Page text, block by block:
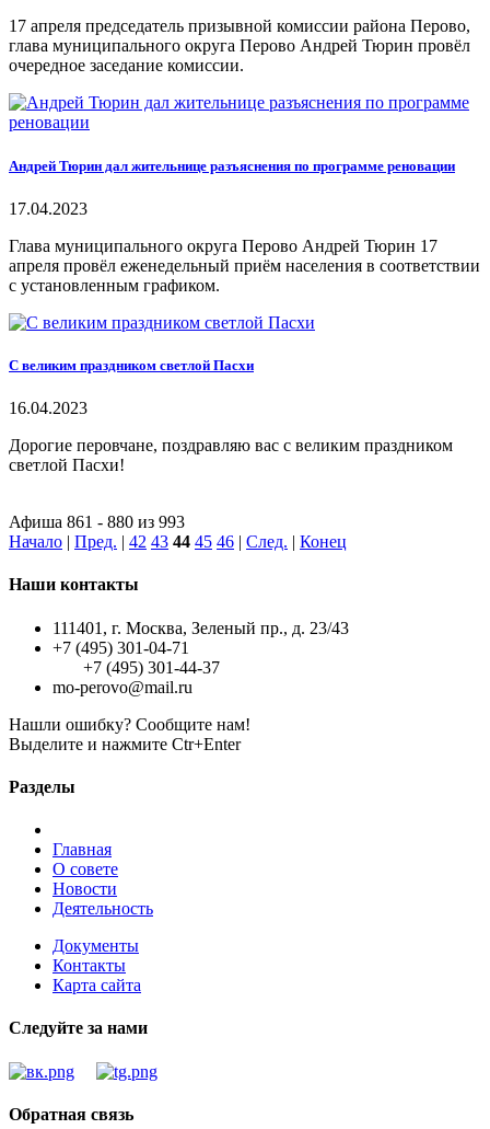
17 апреля председатель призывной комиссии района Перово,
глава муниципального округа Перово Андрей Тюрин провёл
очередное заседание комиссии.
Андрей Тюрин дал жительнице разъяснения по программе реновации
17.04.2023
Глава муниципального округа Перово Андрей Тюрин 17
апреля провёл еженедельный приём населения в соответствии
с установленным графиком.
С великим праздником светлой Пасхи
16.04.2023
Дорогие перовчане, поздравляю вас с великим праздником
светлой Пасхи!
Афиша 861 - 880 из 993
Начало | Пред. | 42 43 44 45 46 | След. | Конец
Наши контакты
111401, г. Москва, Зеленый пр., д. 23/43
+7 (495) 301-04-71
+7 (495) 301-44-37
mo-perovo@mail.ru
Нашли ошибку? Сообщите нам!
Выделите и нажмите Ctr+Enter
Разделы
Главная
О совете
Новости
Деятельность
Документы
Контакты
Карта сайта
Следуйте за нами
Обратная связь